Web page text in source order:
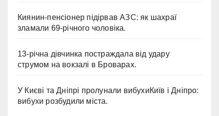
Киянин-пенсіонер підірвав АЗС: як шахраї
зламали 69-річного чоловіка.
13-річна дівчинка постраждала від удару
струмом на вокзалі в Броварах.
У Києві та Дніпрі пролунали вибухиКиїв і Дніпро:
вибухи розбудили міста.